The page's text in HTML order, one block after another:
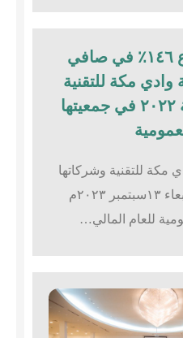
بنسبة ارتفاع ١٤٦٪؜ في صافي
وادي مكة للتقنية
تعتمد ميزانية ٢٠٢٢ في جمعيتها
للتقنية وشركاتها
التابعة يوم الأربعاء ١٣سبتمبر ٢٠٢٣م
للعام المالي…